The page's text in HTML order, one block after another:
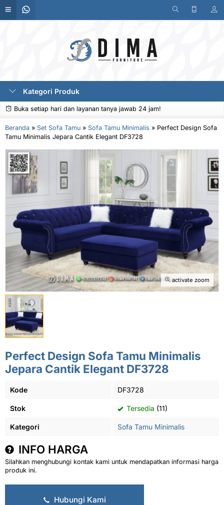
Kategori Produk
Buka setiap hari dan layanan tanya jawab 24 jam!
Beranda » Set Sofa Tamu » Sofa Tamu Minimalis » Perfect Design Sofa
Tamu Minimalis Jepara Cantik Elegant DF3728
activate zoom
Perfect Design Sofa Tamu Minimalis
Jepara Cantik Elegant DF3728
Kode DF3728
Stok Tersedia (11)
Kategori Sofa Tamu Minimalis
INFO HARGA
Silahkan menghubungi kontak kami untuk mendapatkan informasi harga
produk ini.
Hubungi Kami